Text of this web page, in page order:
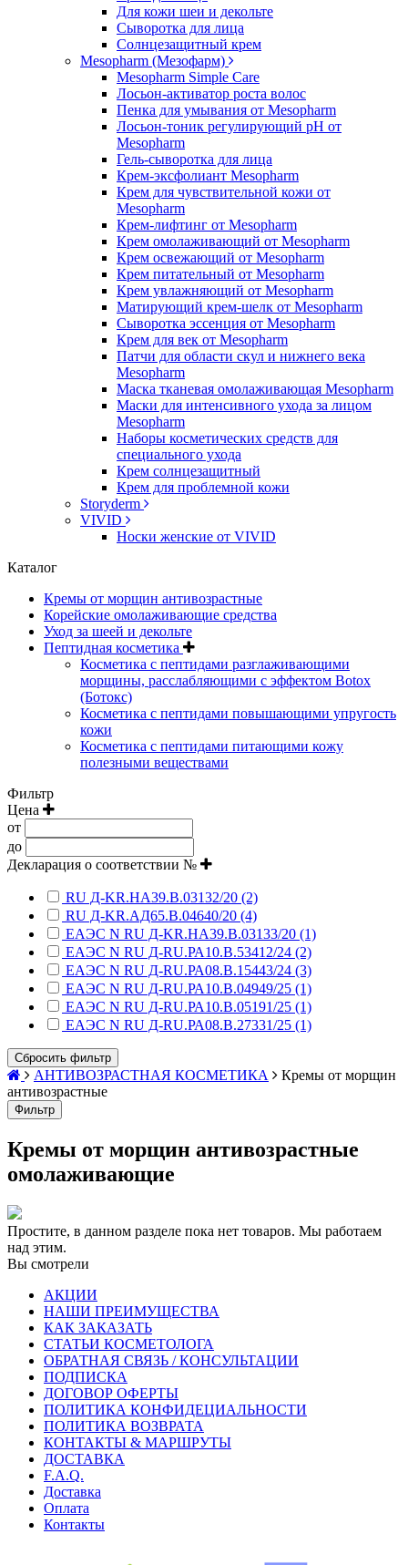
Для кожи шеи и декольте
Сыворотка для лица
Солнцезащитный крем
Mesopharm (Мезофарм)
Mesopharm Simple Care
Лосьон-активатор роста волос
Пенка для умывания от Mesopharm
Лосьон-тоник регулирующий рН от
Mesopharm
Гель-сыворотка для лица
Крем-эксфолиант Mesopharm
Крем для чувствительной кожи от
Mesopharm
Крем-лифтинг от Mesopharm
Крем омолаживающий от Mesopharm
Крем освежающий от Mesopharm
Крем питательный от Mesopharm
Крем увлажняющий от Mesopharm
Матирующий крем-шелк от Mesopharm
Сыворотка эссенция от Mesopharm
Крем для век от Mesopharm
Патчи для области скул и нижнего века
Mesopharm
Маска тканевая омолаживающая Mesopharm
Маски для интенсивного ухода за лицом
Mesopharm
Наборы косметических средств для
специального ухода
Крем солнцезащитный
Крем для проблемной кожи
Storyderm
VIVID
Носки женские от VIVID
Каталог
Кремы от морщин антивозрастные
Корейские омолаживающие средства
Уход за шеей и декольте
Пептидная косметика
Косметика с пептидами разглаживающими
морщины, расслабляющими с эффектом Botox
(Ботокс)
Косметика с пептидами повышающими упругость
кожи
Косметика с пептидами питающими кожу
полезными веществами
Фильтр
Цена
от
до
Декларация о соответствии №
RU Д-KR.НА39.В.03132/20 (2)
RU Д-KR.АД65.В.04640/20 (4)
ЕАЭС N RU Д-KR.НА39.В.03133/20 (1)
ЕАЭС N RU Д-RU.РА10.В.53412/24 (2)
ЕАЭС N RU Д-RU.РА08.В.15443/24 (3)
ЕАЭС N RU Д-RU.РА10.В.04949/25 (1)
ЕАЭС N RU Д-RU.РА10.В.05191/25 (1)
ЕАЭС N RU Д-RU.РА08.В.27331/25 (1)
Сбросить фильтр
АНТИВОЗРАСТНАЯ КОСМЕТИКА
Кремы от морщин
антивозрастные
Фильтр
Кремы от морщин антивозрастные
омолаживающие
Простите, в данном разделе пока нет товаров. Мы работаем
над этим.
Вы смотрели
АКЦИИ
НАШИ ПРЕИМУЩЕСТВА
КАК ЗАКАЗАТЬ
СТАТЬИ КОСМЕТОЛОГА
ОБРАТНАЯ СВЯЗЬ / КОНСУЛЬТАЦИИ
ПОДПИСКА
ДОГОВОР ОФЕРТЫ
ПОЛИТИКА КОНФИДЕЦИАЛЬНОСТИ
ПОЛИТИКА ВОЗВРАТА
КОНТАКТЫ & МАРШРУТЫ
ДОСТАВКА
F.A.Q.
Доставка
Оплата
Контакты